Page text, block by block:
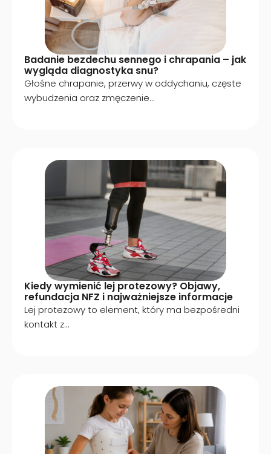
Badanie bezdechu sennego i chrapania – jak
wygląda diagnostyka snu?
Głośne chrapanie, przerwy w oddychaniu, częste
wybudzenia oraz zmęczenie...
Kiedy wymienić lej protezowy? Objawy,
refundacja NFZ i najważniejsze informacje
Lej protezowy to element, który ma bezpośredni
kontakt z...